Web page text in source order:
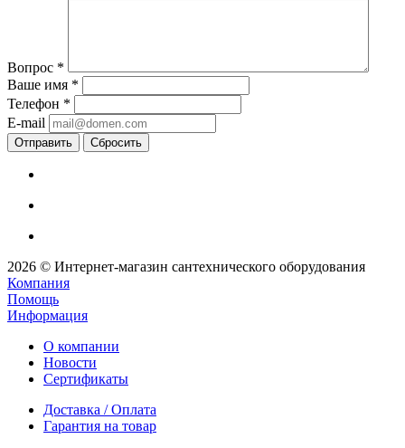
Вопрос *
Ваше имя *
Телефон *
E-mail
Сбросить
2026 © Интернет-магазин сантехнического оборудования
Компания
Помощь
Информация
О компании
Новости
Сертификаты
Доставка / Оплата
Гарантия на товар